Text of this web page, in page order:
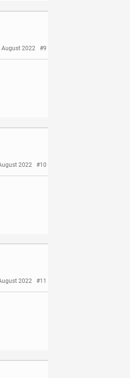
August 2022 #9
2022 #10
2022 #11